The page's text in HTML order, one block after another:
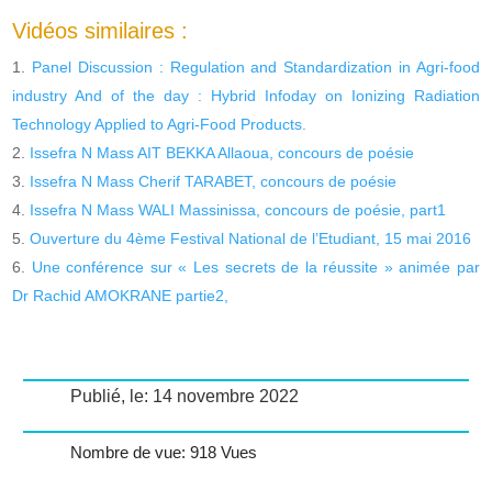
Vidéos similaires :
Panel Discussion : Regulation and Standardization in Agri-food
industry And of the day : Hybrid Infoday on Ionizing Radiation
Technology Applied to Agri-Food Products.
Issefra N Mass AIT BEKKA Allaoua, concours de poésie
Issefra N Mass Cherif TARABET, concours de poésie
Issefra N Mass WALI Massinissa, concours de poésie, part1
Ouverture du 4ème Festival National de l’Etudiant, 15 mai 2016
Une conférence sur « Les secrets de la réussite » animée par
Dr Rachid AMOKRANE partie2,
Publié, le: 14 novembre 2022
Nombre de vue: 918 Vues